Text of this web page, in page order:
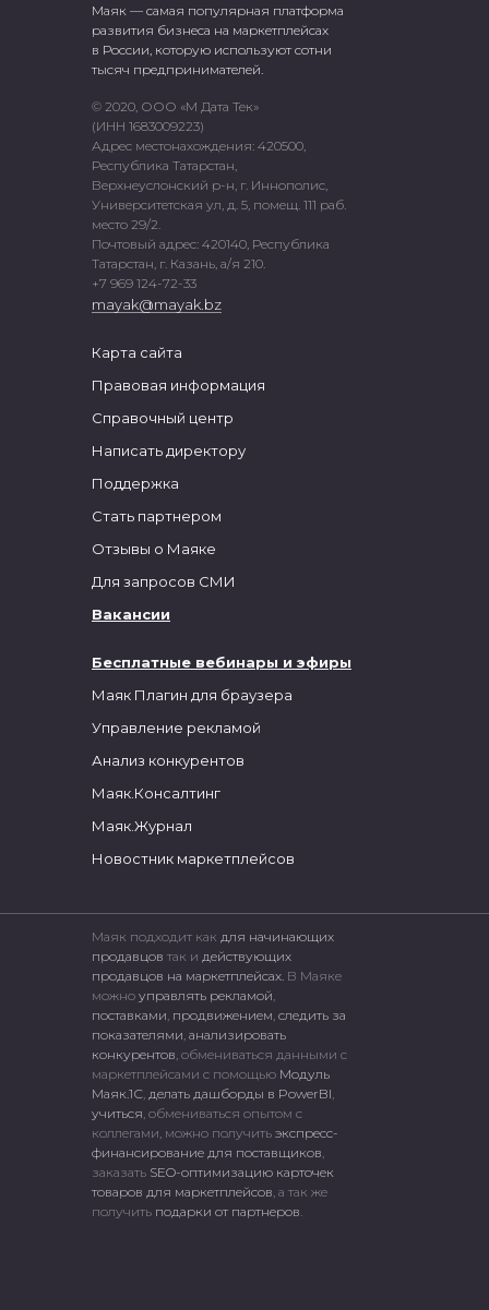
Маяк — самая популярная платформа
развития бизнеса на маркетплейсах
в России, которую используют сотни
тысяч предпринимателей.
© 2020, ООО «М Дата Тек»
(ИНН 1683009223)
Адрес местонахождения: 420500,
Республика Татарстан,
Верхнеуслонский р-н, г. Иннополис,
Университетская ул, д. 5, помещ. 111 раб.
место 29/2.
Почтовый адрес: 420140, Республика
Татарстан, г. Казань, а/я 210.
+7 969 124-72-33
mayak@mayak.bz
Бесплатные вебинары и эфиры
Маяк Плагин для браузера
Управление рекламой
Анализ конкурентов
Маяк.Консалтинг
Маяк.Журнал
Новостник маркетплейсов
Карта сайта
Правовая информация
Справочный центр
Написать директору
Поддержка
Стать партнером
Отзывы о Маяке
Для запросов СМИ
Вакансии
Маяк подходит как для начинающих
продавцов так и действующих
продавцов на маркетплейсах. В Маяке
можно управлять рекламой
поставками продвижением следить за
показателями анализировать
конкурентов , обмениваться данными с
маркетплейсами c помощью Модуль
Маяк.1С делать дашборды в PowerBI
учиться , обмениваться опытом с
коллегами, можно получить экспресс-
финансирование для поставщиков
заказать SEO-оптимизацию карточек
товаров для маркетплейсов , а так же
получить подарки от партнеров